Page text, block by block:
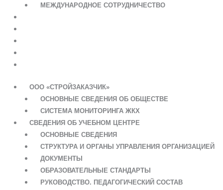
МЕЖДУНАРОДНОЕ СОТРУДНИЧЕСТВО
ООО «СТРОЙЗАКАЗЧИК»
ОСНОВНЫЕ СВЕДЕНИЯ ОБ ОБЩЕСТВЕ
СИСТЕМА МОНИТОРИНГА ЖКХ
СВЕДЕНИЯ ОБ УЧЕБНОМ ЦЕНТРЕ
ОСНОВНЫЕ СВЕДЕНИЯ
СТРУКТУРА И ОРГАНЫ УПРАВЛЕНИЯ ОРГАНИЗАЦИЕЙ
ДОКУМЕНТЫ
ОБРАЗОВАТЕЛЬНЫЕ СТАНДАРТЫ
РУКОВОДСТВО. ПЕДАГОГИЧЕСКИЙ СОСТАВ